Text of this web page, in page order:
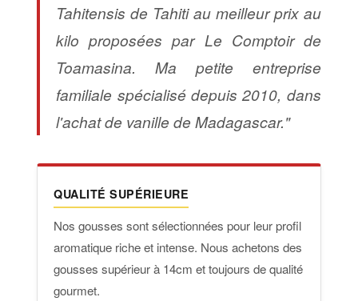
Tahitensis de Tahiti au meilleur prix au
kilo proposées par Le Comptoir de
Toamasina. Ma petite entreprise
familiale spécialisé depuis 2010, dans
l'achat de vanille de Madagascar."
QUALITÉ SUPÉRIEURE
Nos gousses sont sélectionnées pour leur profil
aromatique riche et intense. Nous achetons des
gousses supérieur à 14cm et toujours de qualité
gourmet.